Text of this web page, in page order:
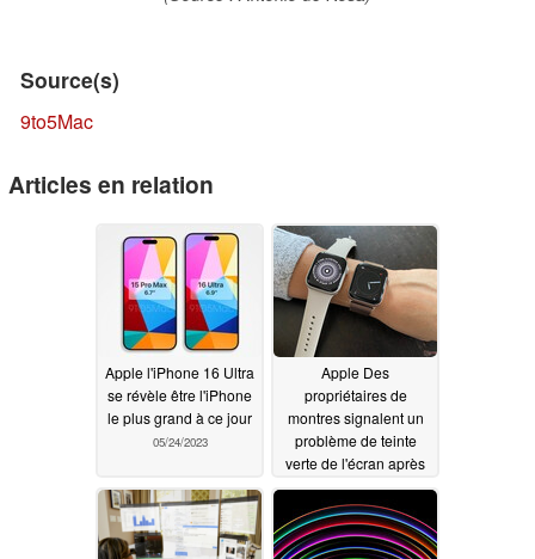
Source(s)
9to5Mac
Articles en relation
Apple l'iPhone 16 Ultra
se révèle être l'iPhone
le plus grand à ce jour
05/24/2023
Apple Des
propriétaires de
montres signalent un
problème de teinte
verte de l'écran après
la mise à jour watchOS
9.505/23/2023